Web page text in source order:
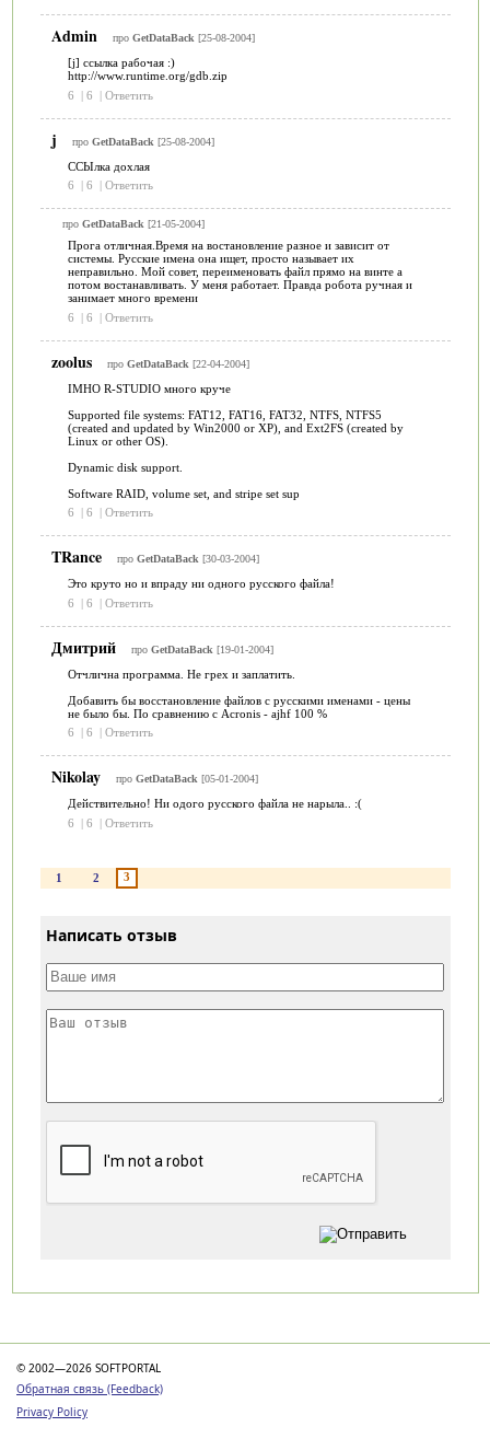
Admin про GetDataBack [25-08-2004]
[j] ссылка рабочая :)
http://www.runtime.org/gdb.zip
6
| 6 | Ответить
j про GetDataBack [25-08-2004]
CCЫлка дохлая
6
| 6 | Ответить
про GetDataBack [21-05-2004]
Прога отличная.Время на востановление разное и зависит от
системы. Русские имена она ищет, просто называет их
неправильно. Мой совет, переименовать файл прямо на винте а
потом востанавливать. У меня работает. Правда робота ручная и
занимает много времени
6
| 6 | Ответить
zoolus про GetDataBack [22-04-2004]
IMHO R-STUDIO много круче
Supported file systems: FAT12, FAT16, FAT32, NTFS, NTFS5
(created and updated by Win2000 or XP), and Ext2FS (created by
Linux or other OS).
Dynamic disk support.
Software RAID, volume set, and stripe set sup
6
| 6 | Ответить
TRance про GetDataBack [30-03-2004]
Это круто но и впраду ни одного русского файла!
6
| 6 | Ответить
Дмитрий про GetDataBack [19-01-2004]
Отчлична программа. Не грех и заплатить.
Добавить бы восстановление файлов с русскими именами - цены
не было бы. По сравнению с Acronis - ajhf 100 %
6
| 6 | Ответить
Nikolay про GetDataBack [05-01-2004]
Действительно! Ни одого русского файла не нарыла.. :(
6
| 6 | Ответить
1 2 3
Написать отзыв
© 2002—2026 SOFTPORTAL
Обратная связь (Feedback)
Privacy Policy